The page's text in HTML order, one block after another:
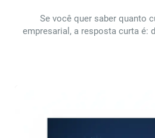
Se você quer saber quanto
empresarial, a resposta curta é: